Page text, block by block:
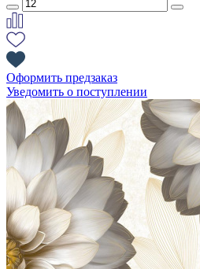
Оформить предзаказ
Уведомить о поступлении